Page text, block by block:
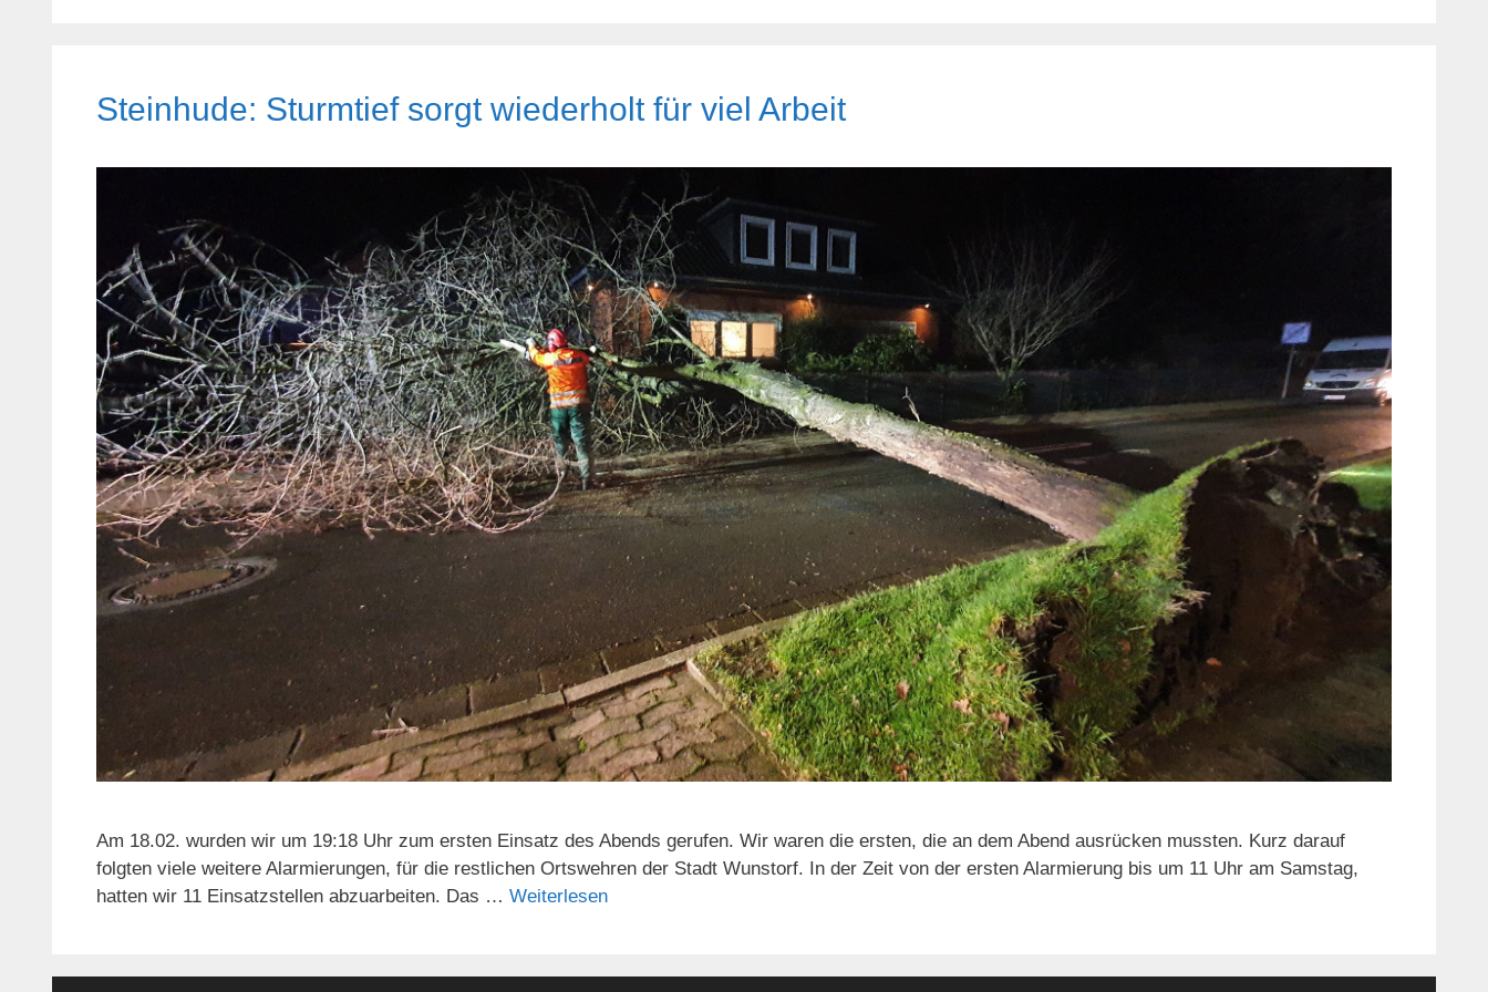
Steinhude: Sturmtief sorgt wiederholt für viel Arbeit
Am 18.02. wurden wir um 19:18 Uhr zum ersten Einsatz des Abends gerufen. Wir waren die ersten, die an dem Abend ausrücken mussten. Kurz darauf
folgten viele weitere Alarmierungen, für die restlichen Ortswehren der Stadt Wunstorf. In der Zeit von der ersten Alarmierung bis um 11 Uhr am Samstag,
hatten wir 11 Einsatzstellen abzuarbeiten. Das … Weiterlesen